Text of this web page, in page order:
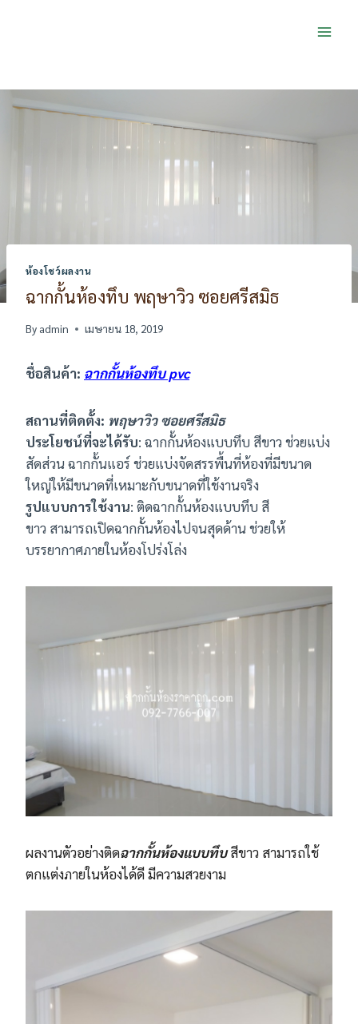
ห้องโชว์ผลงาน
ฉากกั้นห้องทึบ พฤษาวิว ซอยศรีสมิธ
By admin เมษายน 18, 2019
ชื่อสินค้า: ฉากกั้นห้องทึบ pvc
สถานที่ติดตั้ง: พฤษาวิว ซอยศรีสมิธ
ประโยชน์ที่จะได้รับ: ฉากกั้นห้องแบบทึบ สีขาว ช่วยแบ่ง
สัดส่วน ฉากกั้นแอร์ ช่วยแบ่งจัดสรรพื้นที่ห้องที่มีขนาด
ใหญ่ให้มีขนาดที่เหมาะกับขนาดที่ใช้งานจริง
รูปแบบการใช้งาน: ติดฉากกั้นห้องแบบทึบ สี
ขาว สามารถเปิดฉากกั้นห้องไปจนสุดด้าน ช่วยให้
บรรยากาศภายในห้องโปร่งโล่ง
ผลงานตัวอย่างติดฉากกั้นห้องแบบทึบสีขาว สามารถใช้
ตกแต่งภายในห้องได้ดี มีความสวยงาม